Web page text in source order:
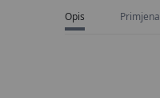
Opis Primjena